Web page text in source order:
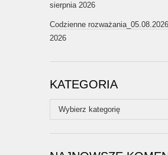
sierpnia 2026
Codzienne rozważania_05.08.2026
2026
KATEGORIA
Kategoria